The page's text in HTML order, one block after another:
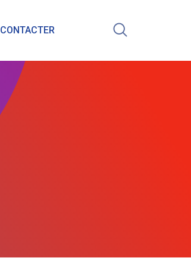
CONTACTER